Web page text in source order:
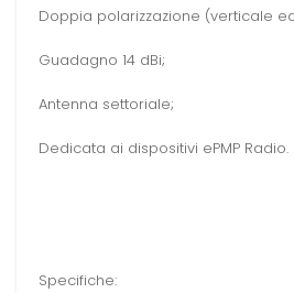
Doppia polarizzazione (verticale
Guadagno 14 dBi;
Antenna settoriale;
Dedicata ai dispositivi ePMP Radio.
Specifiche: